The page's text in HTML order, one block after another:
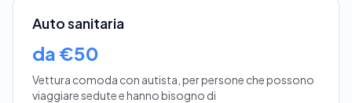
Auto sanitaria
da €50
Vettura comoda con autista, per persone che possono
viaggiare sedute e hanno bisogno di